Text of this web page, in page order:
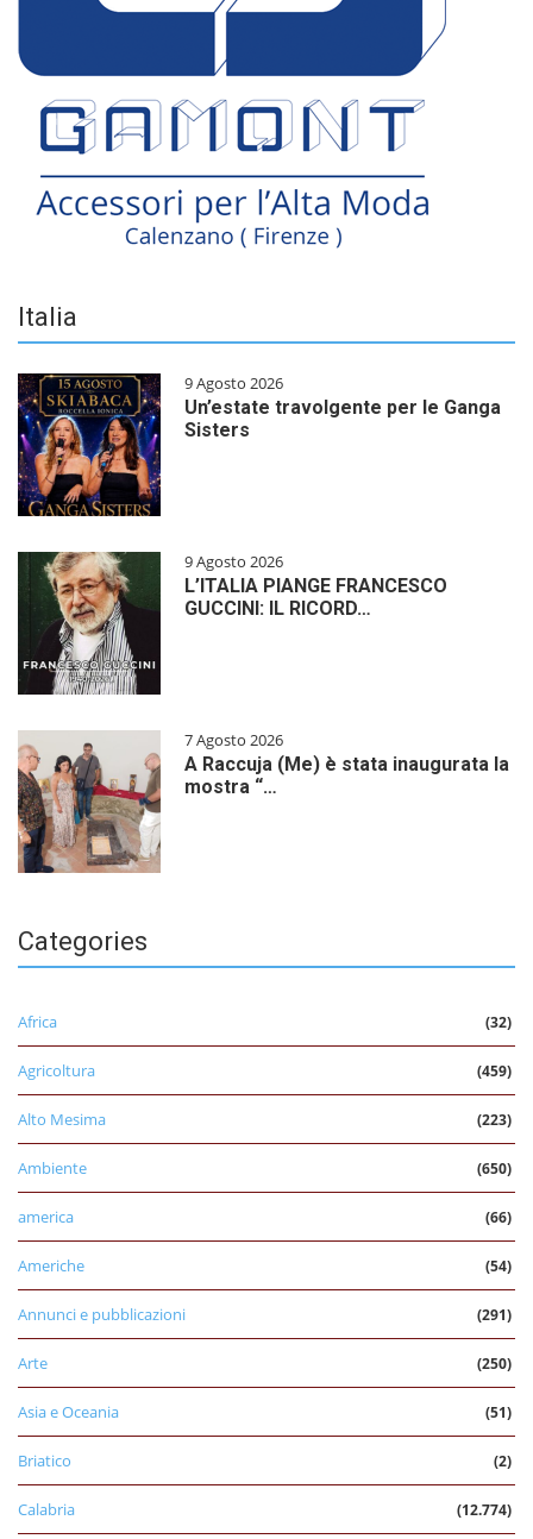
Italia
9 Agosto 2026
Un’estate travolgente per le Ganga
Sisters
9 Agosto 2026
L’ITALIA PIANGE FRANCESCO
GUCCINI: IL RICORD…
7 Agosto 2026
A Raccuja (Me) è stata inaugurata la
mostra “…
Categories
Africa (32)
Agricoltura (459)
Alto Mesima (223)
Ambiente (650)
america (66)
Americhe (54)
Annunci e pubblicazioni (291)
Arte (250)
Asia e Oceania (51)
Briatico (2)
Calabria (12.774)